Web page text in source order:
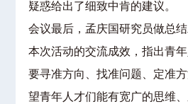
疑惑给出了细致中肯的建议。
会议最后，孟庆国研究员做总
本次活动的交流成效，指出青
要寻准方向、找准问题、定准
望青年人才们能有宽广的思维